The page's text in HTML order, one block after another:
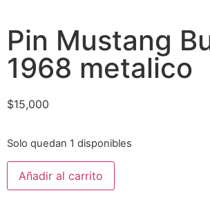
Pin Mustang
1968 metalico
$15,000
Solo quedan 1 disponibles
Añadir al carrito